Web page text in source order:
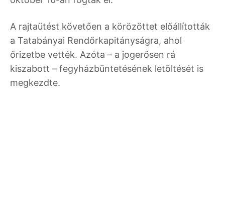
A rajtaütést követően a körözöttet előállították
a Tatabányai Rendőrkapitányságra, ahol
őrizetbe vették. Azóta – a jogerősen rá
kiszabott – fegyházbüntetésének letöltését is
megkezdte.